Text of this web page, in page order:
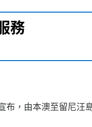
務
布，由本澳至留尼汪